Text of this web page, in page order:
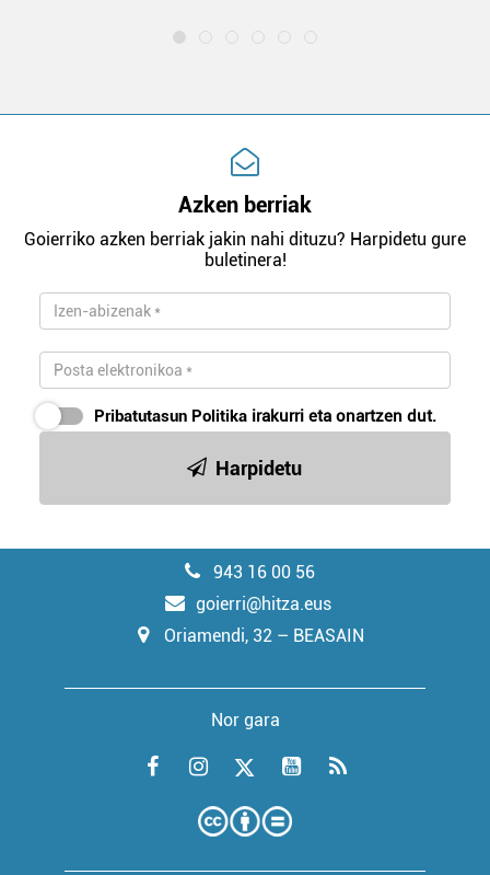
Azken berriak
Goierriko azken berriak jakin nahi dituzu? Harpidetu gure
buletinera!
Pribatutasun Politika irakurri eta onartzen dut.
Harpidetu
943 16 00 56
goierri@hitza.eus
Oriamendi, 32 – BEASAIN
Nor gara